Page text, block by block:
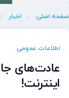
صفحه اصلی اخبار
اطلاعات عمومی
عادت‌های
اینترنت!